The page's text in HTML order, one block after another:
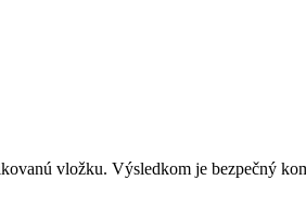
vložku. Výsledkom je bezpečný